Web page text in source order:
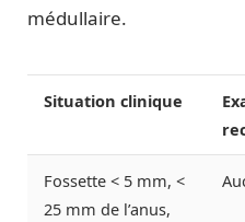
médullaire.
Situation clinique
Fossette < 5 mm, <
25 mm de l’anus,